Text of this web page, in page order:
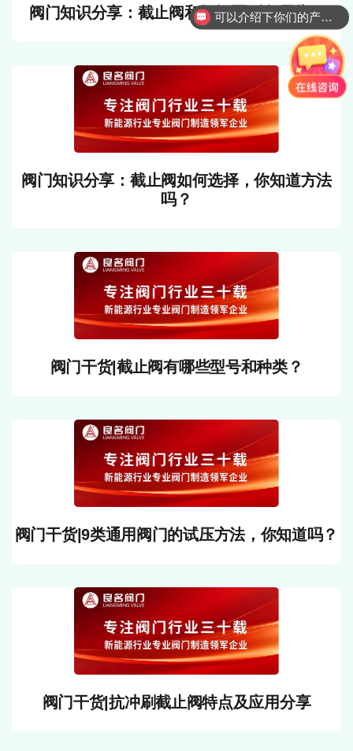
阀门知识分享：截止阀和闸阀区别有哪些？
阀门知识分享：截止阀如何选择，你知道方法
吗？
阀门干货|截止阀有哪些型号和种类？
阀门干货|9类通用阀门的试压方法，你知道吗？
阀门干货|抗冲刷截止阀特点及应用分享
你们阀门是怎么收费的呢